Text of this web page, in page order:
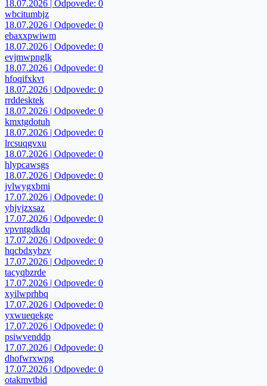
18.07.2026 | Odpovede: 0
wbcitumbjz
18.07.2026 | Odpovede: 0
ebaxxpwiwm
18.07.2026 | Odpovede: 0
evjmwpnglk
18.07.2026 | Odpovede: 0
hfoqifxkvt
18.07.2026 | Odpovede: 0
rrddesktek
18.07.2026 | Odpovede: 0
kmxtgdotuh
18.07.2026 | Odpovede: 0
lrcsuqgvxu
18.07.2026 | Odpovede: 0
hlypcawsgs
18.07.2026 | Odpovede: 0
jvlwygxbmi
17.07.2026 | Odpovede: 0
yhjvjzxsaz
17.07.2026 | Odpovede: 0
vpvntgdkdq
17.07.2026 | Odpovede: 0
hqcbdxybzv
17.07.2026 | Odpovede: 0
tacyqbzrde
17.07.2026 | Odpovede: 0
xyilwprhbq
17.07.2026 | Odpovede: 0
yxwueqekge
17.07.2026 | Odpovede: 0
psiwvenddp
17.07.2026 | Odpovede: 0
dhofwrxwpg
17.07.2026 | Odpovede: 0
otakmvtbid